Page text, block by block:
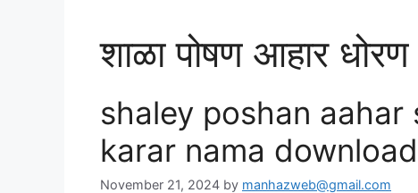
शाळा पोषण आहार धोरण
shaley poshan
karar nama
November 21, 2024 by manhazweb@gmail.com